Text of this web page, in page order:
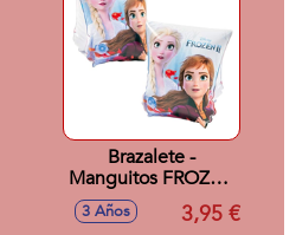
Brazalete -
Manguitos FROZEN
23X15 CM (3 A 6
AÑOS)
3 Años 3,95 €